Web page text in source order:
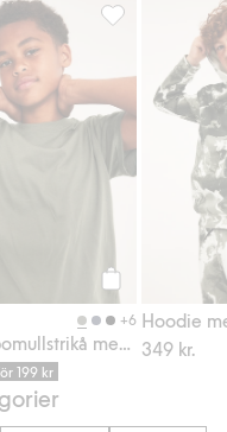
Lägg till i favoriter
Köp
+6
199 kr
T-shirt i
Hoodie
349 kr.